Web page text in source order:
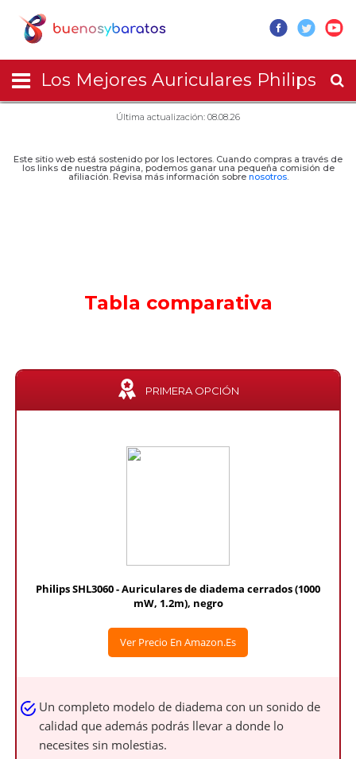
Los Mejores Auriculares Philips
Última actualización: 08.08.26
Este sitio web está sostenido por los lectores. Cuando compras a través de
los links de nuestra página, podemos ganar una pequeña comisión de
afiliación. Revisa más información sobre nosotros.
Tabla comparativa
PRIMERA OPCIÓN
Philips SHL3060 - Auriculares de diadema cerrados (1000
mW, 1.2m), negro
Ver Precio En Amazon.es
Un completo modelo de diadema con un sonido de
calidad que además podrás llevar a donde lo
necesites sin molestias.